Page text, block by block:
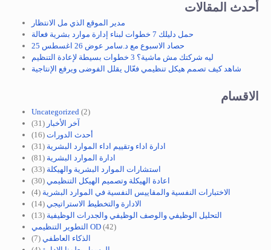
أحدث المقالات
مدير الموقع الذي مل الانتظار
حمل دليلك 7 خطوات لبناء إدارة موارد بشرية فعالة
حصاد الاسبوع مع د.سامر عوض 26 اغسطس 25
ليه شركتك مش ماشية؟ 3 خطوات بسيطة لإعادة التنظيم
شاهد كيف تصمم هيكل تنظيمي فعّال يقلل الفوضى ويرفع الإنتاجية
الاقسام
Uncategorized (2)
آخر الأخبار (31)
أحدث الدورات (16)
ادارة اداء وتقييم اداء الموارد البشرية (31)
ادارة الموارد البشرية (81)
استشارات الموارد البشرية والهيكلة (33)
اعادة الهيكلة وتصميم الهيكل التنظيمي (30)
الاختبارات النفسية والمقاييس النفسية في الموارد البشرية (4)
الادارة والتخطيط الاستراتيجي (14)
التحليل الوظيفي والوصف الوظيفي والجدرات الوظيفية (13)
التطوير التنظيمي OD (42)
الذكاء العاطفي (7)